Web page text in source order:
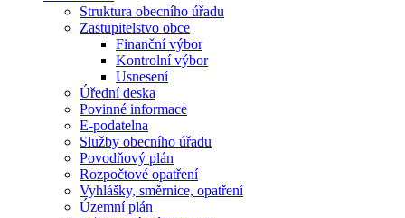
Struktura obecního úřadu
Zastupitelstvo obce
Finanční výbor
Kontrolní výbor
Usnesení
Úřední deska
Povinné informace
E-podatelna
Služby obecního úřadu
Povodňový plán
Rozpočtové opatření
Vyhlášky, směrnice, opatření
Územní plán